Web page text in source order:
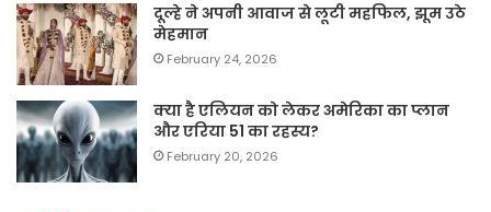
दूल्हे ने अपनी आवाज से लूटी महफिल, झूम उठे
मेहमान
February 24, 2026
क्या है एलियन को लेकर अमेरिका का प्लान
और एरिया 51 का रहस्य?
February 20, 2026